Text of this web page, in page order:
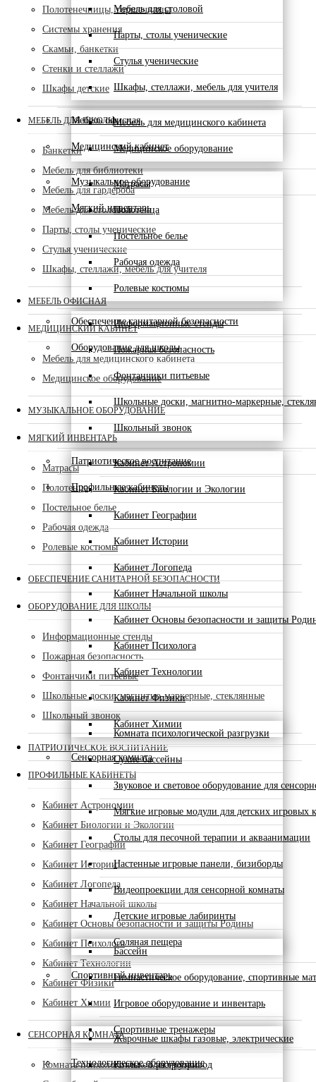
Мебель для столовой
Парты, столы ученические
Стулья ученические
Шкафы, стеллажи, мебель для учителя
Мебель офисная
Медицинский кабинет
Мебель для медицинского кабинета
Медицинское оборудование
Музыкальное оборудование
Мягкий инвентарь
Матрасы
Полотенца
Постельное белье
Рабочая одежда
Ролевые костюмы
Обеспечение санитарной безопасности
Оборудование для школы
Информационные стенды
Пожарная безопасность
Фонтанчики питьевые
Школьные доски, магнитно-маркерные,
Школьный звонок
Патриотическое воспитание
Профильные кабинеты
Кабинет Астрономии
Кабинет Биологии и Экологии
Кабинет Географии
Кабинет Истории
Кабинет Логопеда
Кабинет Начальной школы
Кабинет Основы безопасности и защиты
Кабинет Психолога
Кабинет Технологии
Кабинет Физики
Кабинет Химии
Сенсорная комната
Комната психологической разгрузки
Сухие бассейны
Звуковое и световое оборудование для
Мягкие игровые модули для детских игровых
Столы для песочной терапии и акваанимации
Настенные игровые панели, бизиборды
Видеопроекции для сенсорной комнаты
Детские игровые лабиринты
Соляная пещера
Спортивный инвентарь
Бассейн
Гимнастическое оборудование, спортивные
Игровое оборудование и инвентарь
Спортивные тренажеры
Технологическое оборудование
Жарочные шкафы газовые, электрические
Котлы - электропривод
Полотенечницы, горшечницы
Системы хранения
Скамьи, банкетки
Стенки и стеллажи
Шкафы детские
МЕБЕЛЬ ДЛЯ ШКОЛЫ
Банкетки
Мебель для библиотеки
Мебель для гардероба
Мебель для столовой
Парты, столы ученические
Стулья ученические
Шкафы, стеллажи, мебель для учителя
МЕБЕЛЬ ОФИСНАЯ
МЕДИЦИНСКИЙ КАБИНЕТ
Мебель для медицинского кабинета
Медицинское оборудование
МУЗЫКАЛЬНОЕ ОБОРУДОВАНИЕ
МЯГКИЙ ИНВЕНТАРЬ
Матрасы
Полотенца
Постельное белье
Рабочая одежда
Ролевые костюмы
ОБЕСПЕЧЕНИЕ САНИТАРНОЙ БЕЗОПАСНОСТИ
ОБОРУДОВАНИЕ ДЛЯ ШКОЛЫ
Информационные стенды
Пожарная безопасность
Фонтанчики питьевые
Школьные доски, магнитно-маркерные, стеклянные
Школьный звонок
ПАТРИОТИЧЕСКОЕ ВОСПИТАНИЕ
ПРОФИЛЬНЫЕ КАБИНЕТЫ
Кабинет Астрономии
Кабинет Биологии и Экологии
Кабинет Географии
Кабинет Истории
Кабинет Логопеда
Кабинет Начальной школы
Кабинет Основы безопасности и защиты Родины
Кабинет Психолога
Кабинет Технологии
Кабинет Физики
Кабинет Химии
СЕНСОРНАЯ КОМНАТА
Комната психологической разгрузки